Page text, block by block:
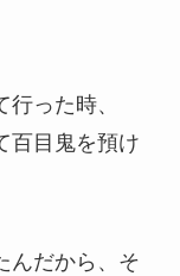
った時、
百目鬼を預け
んだから、そ